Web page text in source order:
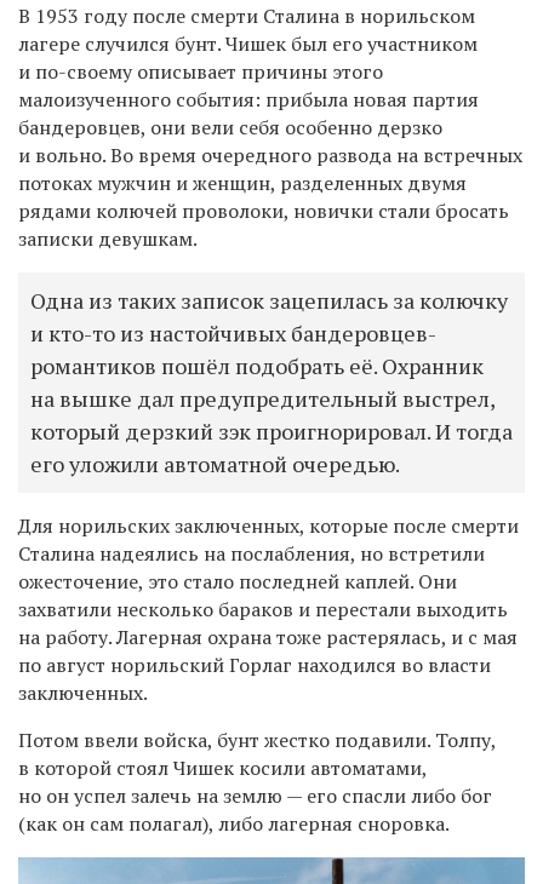
В 1953 году после смерти Сталина в норильском
лагере случился бунт. Чишек был его участником
и по-своему описывает причины этого
малоизученного события: прибыла новая партия
бандеровцев, они вели себя особенно дерзко
и вольно. Во время очередного развода на встречных
потоках мужчин и женщин, разделенных двумя
рядами колючей проволоки, новички стали бросать
записки девушкам.
Одна из таких записок зацепилась за колючку
и кто-то из настойчивых бандеровцев-
романтиков пошёл подобрать её. Охранник
на вышке дал предупредительный выстрел,
который дерзкий зэк проигнорировал. И тогда
его уложили автоматной очередью.
Для норильских заключенных, которые после смерти
Сталина надеялись на послабления, но встретили
ожесточение, это стало последней каплей. Они
захватили несколько бараков и перестали выходить
на работу. Лагерная охрана тоже растерялась, и с мая
по август норильский Горлаг находился во власти
заключенных.
Потом ввели войска, бунт жестко подавили. Толпу,
в которой стоял Чишек косили автоматами,
но он успел залечь на землю — его спасли либо бог
(как он сам полагал), либо лагерная сноровка.